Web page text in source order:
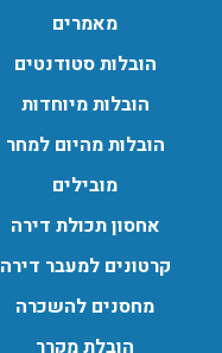
מאמרים
הובלות סטודנטים
הובלות מיוחדות
הובלות מהיום למחר
מובילים
אחסון תכולת דירה
קרטונים למעבר דירה
מחסנים להשכרה
הובלת מקרר